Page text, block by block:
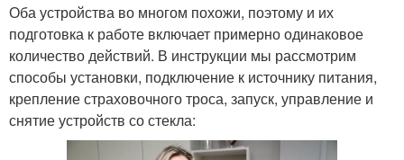
Оба устройства во многом похожи, поэтому и их
подготовка к работе включает примерно одинаковое
количество действий. В инструкции мы рассмотрим
способы установки, подключение к источнику питания,
крепление страховочного троса, запуск, управление и
снятие устройств со стекла: